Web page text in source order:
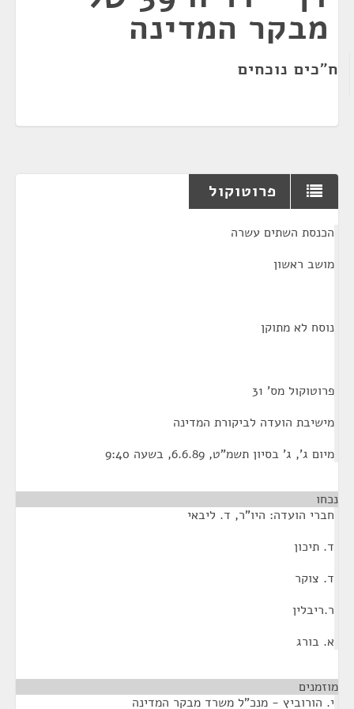
מבקר המדינה
ח"כים נוכחים
פרוטוקול
הכנסת השתים עשרה
מושב ראשון
נוסח לא מתוקן
פרוטוקול מס' 31
מישיבת הועדה לביקורת המדינה
מיום ג', ג' בסיון תשמ"ט, 6.6.89, בשעה 9:40
נכחו
חברי הועדה: היו"ר, ד. ליבאי
ד. תיכון
ד. צוקר
ר.ריבלין
א. בורג
מוזמנים
י. הורוביץ - מנכ"ל משרד מבקר המדינה